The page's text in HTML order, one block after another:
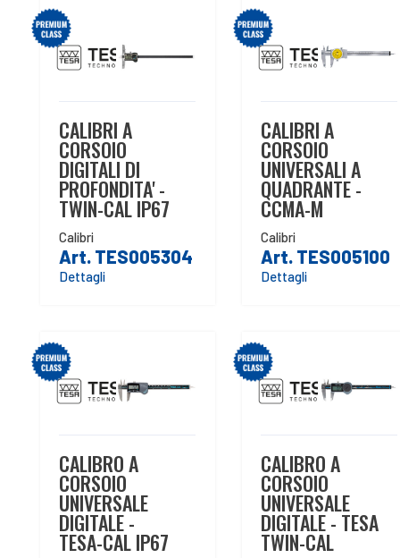
CALIBRI A
CORSOIO
DIGITALI DI
PROFONDITA' -
TWIN-CAL IP67
Calibri
Art. TES005304
Dettagli
CALIBRI A
CORSOIO
UNIVERSALI A
QUADRANTE -
CCMA-M
Calibri
Art. TES005100
Dettagli
CALIBRO A
CORSOIO
UNIVERSALE
DIGITALE -
TESA-CAL IP67
CALIBRO A
CORSOIO
UNIVERSALE
DIGITALE - TESA
TWIN-CAL